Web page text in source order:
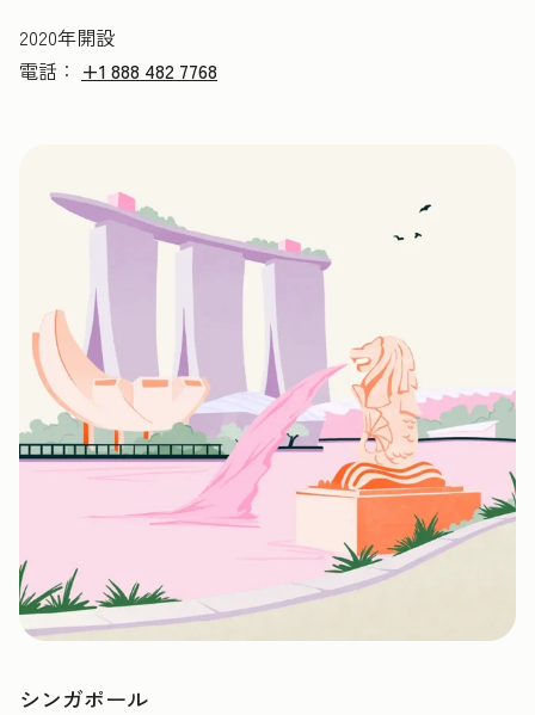
2020年開設
電話： +1 888 482 7768
シンガポール